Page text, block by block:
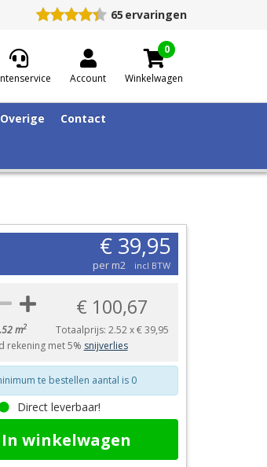
65 ervaringen
Account
0
Winkelwagen
Overige Contact
€ 39,95
per m2 incl BTW
m2
€ 100,67
Totaalprijs: 2.52x€ 39,95
rekening met 5% snijverlies
te bestellen aantal is 0
Direct leverbaar!
In winkelwagen